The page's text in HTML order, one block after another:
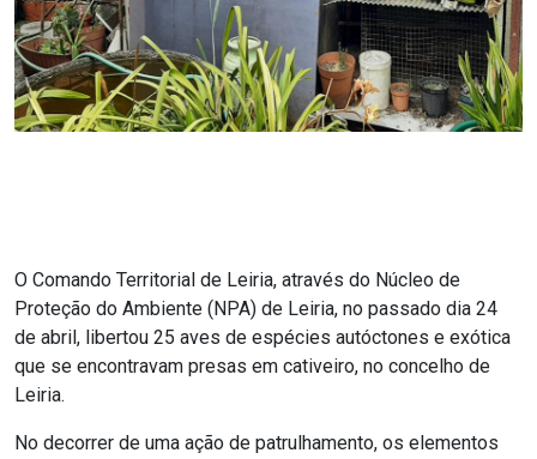
O Comando Territorial de Leiria, através do Núcleo de
Proteção do Ambiente (NPA) de Leiria, no passado dia 24
de abril, libertou 25 aves de espécies autóctones e exótica
que se encontravam presas em cativeiro, no concelho de
Leiria.
No decorrer de uma ação de patrulhamento, os elementos